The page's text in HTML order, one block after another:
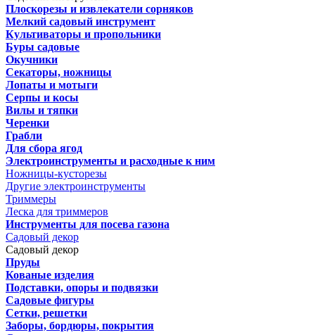
Плоскорезы и извлекатели сорняков
Мелкий садовый инструмент
Культиваторы и пропольники
Буры садовые
Окучники
Секаторы, ножницы
Лопаты и мотыги
Серпы и косы
Вилы и тяпки
Черенки
Грабли
Для сбора ягод
Электроинструменты и расходные к ним
Ножницы-кусторезы
Другие электроинструменты
Триммеры
Леска для триммеров
Инструменты для посева газона
Садовый декор
Садовый декор
Пруды
Кованые изделия
Подставки, опоры и подвязки
Садовые фигуры
Сетки, решетки
Заборы, бордюры, покрытия